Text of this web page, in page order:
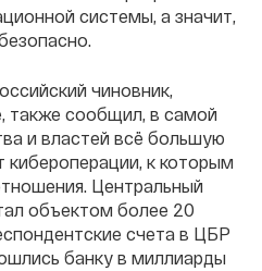
системы, а значит,
чиновник,
также сообщил, в самой
и властей всё большую
к которым
Центральный
объектом более 20
счета в ЦБР
банку в миллиарды